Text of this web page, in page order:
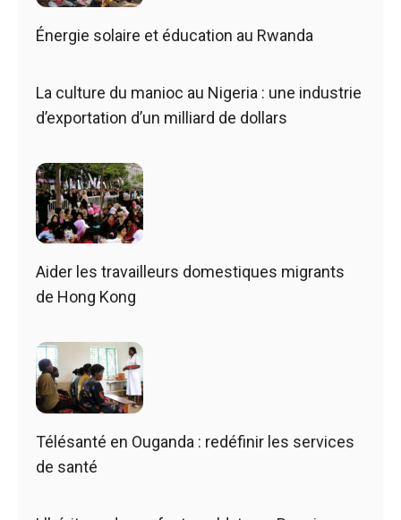
Énergie solaire et éducation au Rwanda
La culture du manioc au Nigeria : une industrie
d’exportation d’un milliard de dollars
Aider les travailleurs domestiques migrants
de Hong Kong
Télésanté en Ouganda : redéfinir les services
de santé